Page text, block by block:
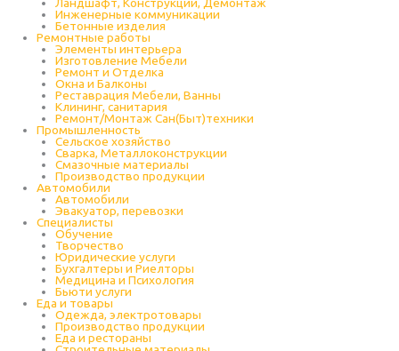
Инженерные коммуникации
Бетонные изделия
Ремонтные работы
Элементы интерьера
Изготовление Мебели
Ремонт и Отделка
Окна и Балконы
Реставрация Мебели, Ванны
Клининг, санитария
Ремонт/Монтаж Сан(Быт)техники
Промышленность
Cельское хозяйство
Сварка, Металлоконструкции
Cмазочные материалы
Производство продукции
Автомобили
Автомобили
Эвакуатор, перевозки
Специалисты
Обучение
Творчество
Юридические услуги
Бухгалтеры и Риелторы
Медицина и Психология
Бьюти услуги
Еда и товары
Одежда, электротовары
Производство продукции
Еда и рестораны